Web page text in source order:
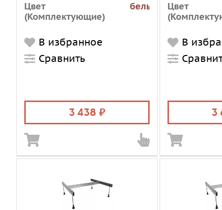
Цвет
(Комплектующие)
белый
В избранное
Сравнить
3 438
Цвет
В
3